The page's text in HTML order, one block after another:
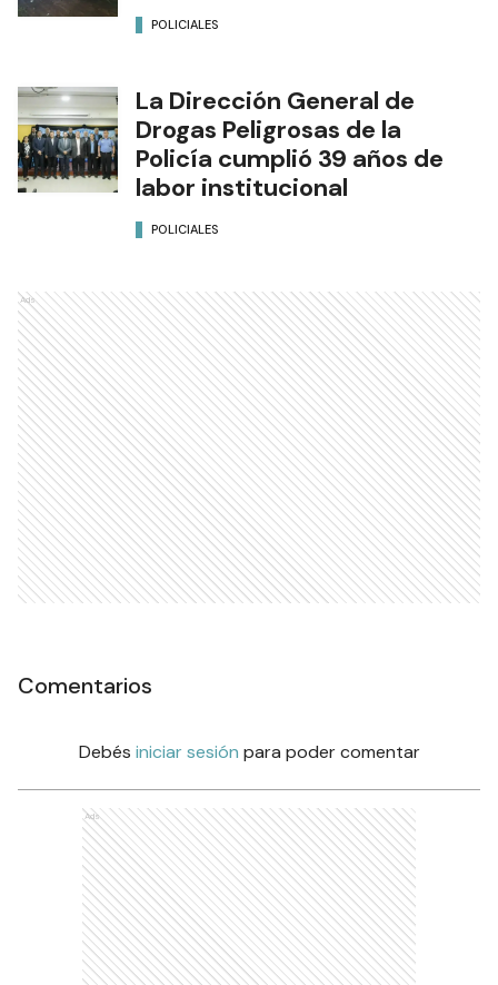
POLICIALES
La Dirección General de
Drogas Peligrosas de la
Policía cumplió 39 años de
labor institucional
POLICIALES
Ads
Comentarios
Debés iniciar sesión para poder comentar
Ads